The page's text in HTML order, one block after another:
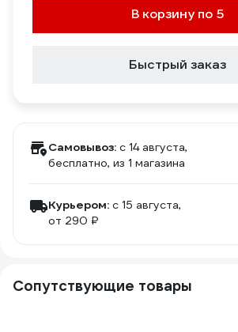
В корзину по 5
Быстрый заказ
Самовывоз: c 14 августа,
бесплатно, из 1 магазина
Курьером: c 15 августа,
от 290 ₽
Сопутствующие товары